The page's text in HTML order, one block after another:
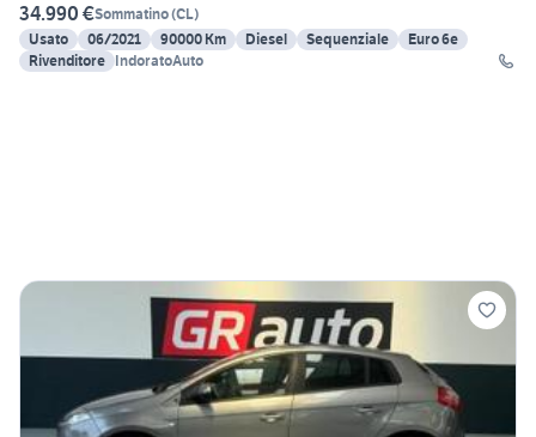
34.990 €Sommatino(CL)
Usato
06/2021 90000 Km Diesel Sequenziale
Euro 6e
Rivenditore IndoratoAuto